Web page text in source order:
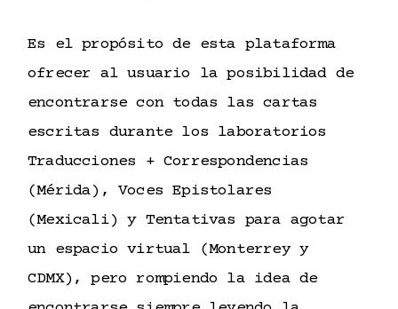
Es el propósito de esta plataforma
ofrecer al usuario la posibilidad de
encontrarse con todas las cartas
escritas durante los laboratorios
Traducciones + Correspondencias
(Mérida), Voces Epistolares
(Mexicali) y Tentativas para agotar
un espacio virtual (Monterrey y
CDMX), pero rompiendo la idea de